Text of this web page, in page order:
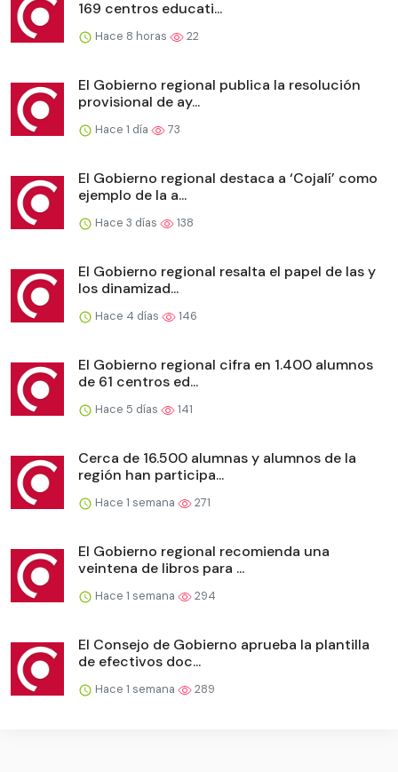
169 centros educati...
Hace 8 horas 22
El Gobierno regional publica la resolución
provisional de ay...
Hace 1 día 73
El Gobierno regional destaca a ‘Cojalí’ como
ejemplo de la a...
Hace 3 días 138
El Gobierno regional resalta el papel de las y
los dinamizad...
Hace 4 días 146
El Gobierno regional cifra en 1.400 alumnos
de 61 centros ed...
Hace 5 días 141
Cerca de 16.500 alumnas y alumnos de la
región han participa...
Hace 1 semana 271
El Gobierno regional recomienda una
veintena de libros para ...
Hace 1 semana 294
El Consejo de Gobierno aprueba la plantilla
de efectivos doc...
Hace 1 semana 289